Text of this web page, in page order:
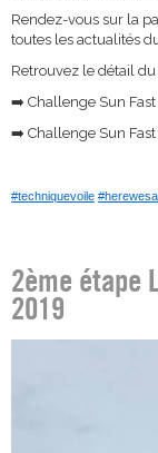
Rendez-vous sur la
toutes les actualités
Retrouvez le détail
➡️ Challenge Sun
➡️ Challenge Sun
#techniquevoile #
2ème étape
2019